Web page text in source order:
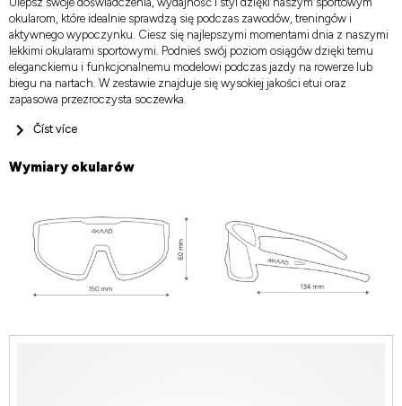
okularom, które idealnie sprawdzą się podczas zawodów, treningów i
aktywnego wypoczynku. Ciesz się najlepszymi momentami dnia z naszymi
lekkimi okularami sportowymi. Podnieś swój poziom osiągów dzięki temu
eleganckiemu i funkcjonalnemu modelowi podczas jazdy na rowerze lub
biegu na nartach. W zestawie znajduje się wysokiej jakości etui oraz
zapasowa przezroczysta soczewka.
Číst více
Wymiary okularów